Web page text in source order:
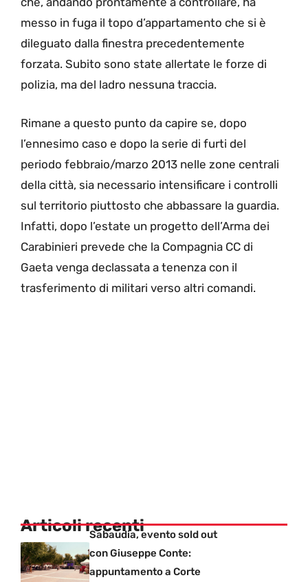
messo in fuga il topo d’appartamento che si è
dileguato dalla finestra precedentemente
forzata. Subito sono state allertate le forze di
polizia, ma del ladro nessuna traccia.
Rimane a questo punto da capire se, dopo
l’ennesimo caso e dopo la serie di furti del
periodo febbraio/marzo 2013 nelle zone centrali
della città, sia necessario intensificare i controlli
sul territorio piuttosto che abbassare la guardia.
Infatti, dopo l’estate un progetto dell’Arma dei
Carabinieri prevede che la Compagnia CC di
Gaeta venga declassata a tenenza con il
trasferimento di militari verso altri comandi.
Articoli recentiSabaudia, evento sold out
con Giuseppe Conte:
appuntamento a Corte